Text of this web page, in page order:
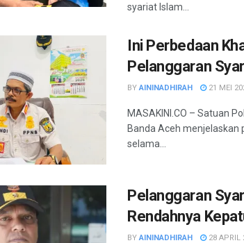
syariat Islam...
Ini Perbedaan
Pelanggaran
BY AININADHIRAH 21 MEI
MASAKINI.CO – Satuan
Banda Aceh
selama...
Pelanggaran
Rendahnya
BY AININADHIRAH 28 APRIL